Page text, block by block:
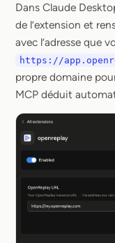
Dans Claude
de l’extension et
avec l’adresse que
https://
propre domaine
MCP déduit